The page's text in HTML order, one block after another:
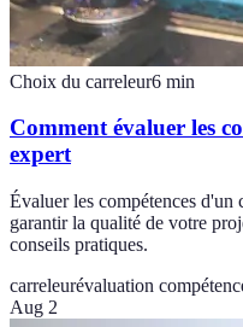
Choix du carreleur6 min
Comment évaluer les
expert
Évaluer les compétences d'un
garantir la qualité de votre
conseils pratiques.
carreleurévaluation
Aug 2